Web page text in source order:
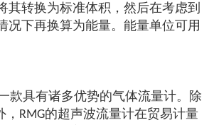
其转换为标准体积，然后在考虑到
况下再换算为能量。能量单位可用
款具有诸多优势的气体流量计。除
，RMG的超声波流量计在贸易计量